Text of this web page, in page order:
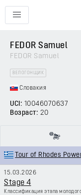
FEDOR Samuel
FEDOR Samuel
ВЕЛОГОНЩИК
Словакия
UCI: 10046070637
Возраст: 20
Tour of Rhodes
15.03.2026
Stage 4
Классификация этапа